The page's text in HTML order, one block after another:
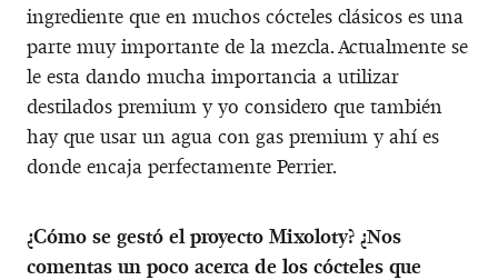
ingrediente que en muchos cócteles clásicos es una
parte muy importante de la mezcla. Actualmente se
le esta dando mucha importancia a utilizar
destilados premium y yo considero que también
hay que usar un agua con gas premium y ahí es
donde encaja perfectamente Perrier.
¿Cómo se gestó el proyecto Mixoloty? ¿Nos
comentas un poco acerca de los cócteles que